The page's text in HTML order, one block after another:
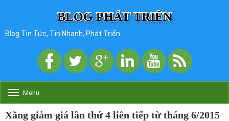
BLOG PHÁT TRIỂN
Blog Tin Tức, Tin Nhanh, Phát Triển
o
g
Menu
Xăng giảm giá lần thứ 4 liên tiếp từ tháng 6/2015